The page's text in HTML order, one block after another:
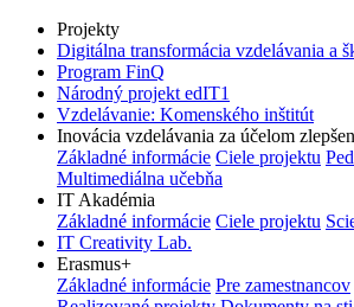
Projekty
Digitálna transformácia vzdelávania a
Program FinQ
Národný projekt edIT1
Vzdelávanie: Komenského inštitút
Inovácia vzdelávania za účelom
Základné informácie Ciele projektu
Multimediálna učebňa
IT Akadémia
Základné informácie Ciele projektu
IT Creativity Lab.
Erasmus+
Základné informácie Pre zamestnancov